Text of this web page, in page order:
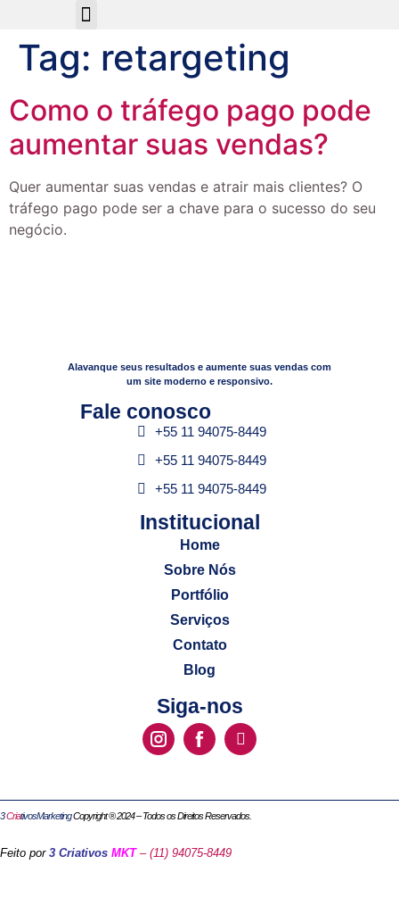
Tag: retargeting
Como o tráfego pago pode
aumentar suas vendas?
Quer aumentar suas vendas e atrair mais clientes? O
tráfego pago pode ser a chave para o sucesso do seu
negócio.
Alavanque seus resultados e aumente suas vendas com
um site moderno e responsivo.
Fale conosco​
+55 11 94075-8449
+55 11 94075-8449
+55 11 94075-8449
Institucional​
Home
Sobre Nós
Portfólio
Serviços
Contato
Blog
Siga-nos
3CriativosMarketingCopyright ® 2024 – Todos os Direitos Reservados.
Feito por 3 Criativos MKT– (11) 94075-8449